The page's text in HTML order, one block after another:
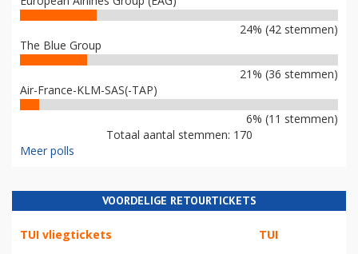
24% (42 stemmen)
The Blue Group
21% (36 stemmen)
Air-France-KLM-SAS(-TAP)
6% (11 stemmen)
Totaal aantal stemmen: 170
Meer polls
VOORDELIGE RETOURTICKETS
TUI vliegtickets TUI